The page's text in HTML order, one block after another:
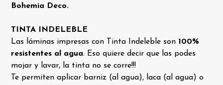
Bohemia Deco.
TINTA INDELEBLE
Las láminas impresas con Tinta Indeleble son 100%
resistentes al agua. Eso quiere decir que las podes
mojar y lavar, la tinta no se corre!!!
Te permiten aplicar barniz (al agua), laca (al agua) o